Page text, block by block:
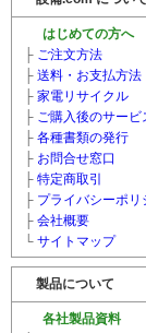
はじめての方へ
├ ご注文方法
├ 送料・お支払方法
├ 家電リサイクル
├ ご購入後のサービ
├ 各種書類の発行
├ お問合せ窓口
├ 特定商取引
├ プライバシーポリ
├ 会社概要
└ サイトマップ
製品について
各社製品資料